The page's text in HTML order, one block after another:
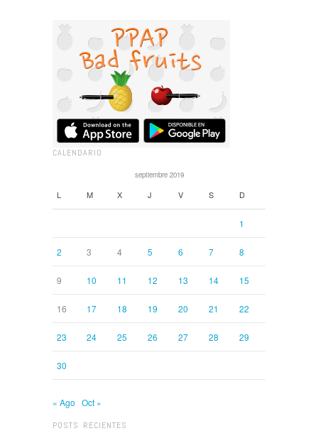
CALENDARIO
septiembre 2019
L M X J V S D
1
2 3 4 5 6 7 8
9 10 11 12 13 14 15
16 17 18 19 20 21 22
23 24 25 26 27 28 29
30
« Ago Oct »
POSTS RECIENTES